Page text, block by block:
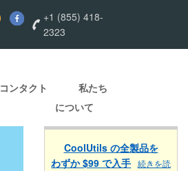
+1 (855) 418-
2323
コンタクト
私たち
について
CoolUtils の全製品を
わずか $99 で入手 続きを読